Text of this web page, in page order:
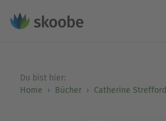
Du bist hier:
Home
Bücher Catherine Strefford